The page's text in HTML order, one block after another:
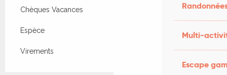
Multi-
Escape
Chèques Vacances
Espèce
Virements